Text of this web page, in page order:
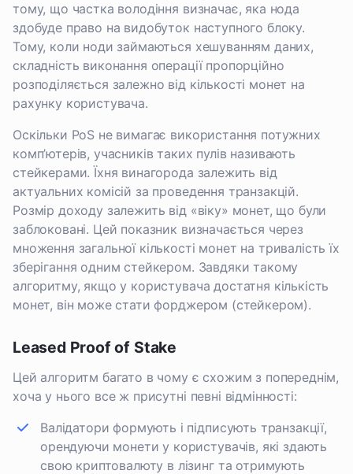
тому, що частка володіння визначає, яка нода
здобуде право на видобуток наступного блоку.
Тому, коли ноди займаються хешуванням даних,
складність виконання операції пропорційно
розподіляється залежно від кількості монет на
рахунку користувача.
Оскільки PoS не вимагає використання потужних
комп’ютерів, учасників таких пулів називають
стейкерами. Їхня винагорода залежить від
актуальних комісій за проведення транзакцій.
Розмір доходу залежить від «віку» монет, що були
заблоковані. Цей показник визначається через
множення загальної кількості монет на тривалість їх
зберігання одним стейкером. Завдяки такому
алгоритму, якщо у користувача достатня кількість
монет, він може стати форджером (стейкером).
Leased Proof of Stake
Цей алгоритм багато в чому є схожим з попереднім,
хоча у нього все ж присутні певні відмінності:
Валідатори формують і підписують транзакції,
орендуючи монети у користувачів, які здають
свою криптовалюту в лізинг та отримують